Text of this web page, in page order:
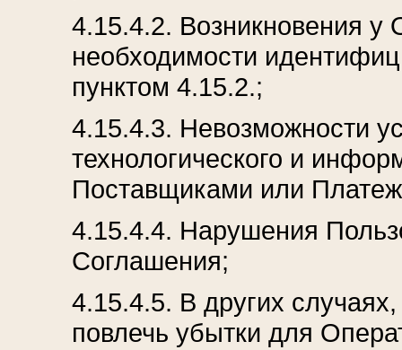
4.15.4.2. Возникновения
необходимости
пунктом 4.15.2.;
4.15.4.3. Невозможности
технологического и
Поставщиками или
4.15.4.4. Нарушения
Соглашения;
4.15.4.5. В других
повлечь убытки для